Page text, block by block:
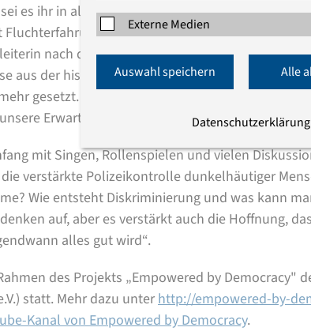
es ihr in allererster Linie darum gegangen,
Fluchterfahrung bewegt und welchen politischen
nach der Veranstaltung. „Dafür haben wir
aus der historisch-politischen Bildung, der
gesetzt. Das Interesse und die eigenen
Erwartungen weit übertroffen.“
mit Singen, Rollenspielen und vielen
verstärkte Polizeikontrolle dunkelhäutiger
Wie entsteht Diskriminierung und was kann
auf, aber es verstärkt auch die Hoffnung,
alles gut wird“.
des Projekts „Empowered by Democracy"
statt. Mehr dazu unterhttp://empowered-by-
Kanal von Empowered by Democracy.
Externe Medien
Auswahl speichern Alle
Datenschutzerklärung